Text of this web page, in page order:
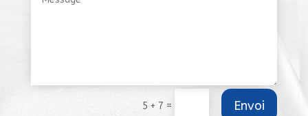
5 + 7 = Envoi